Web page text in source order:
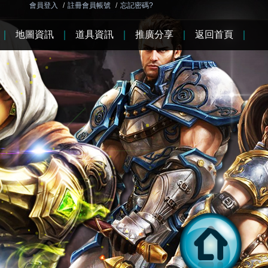
會員登入 / 註冊會員帳號 / 忘記密碼?